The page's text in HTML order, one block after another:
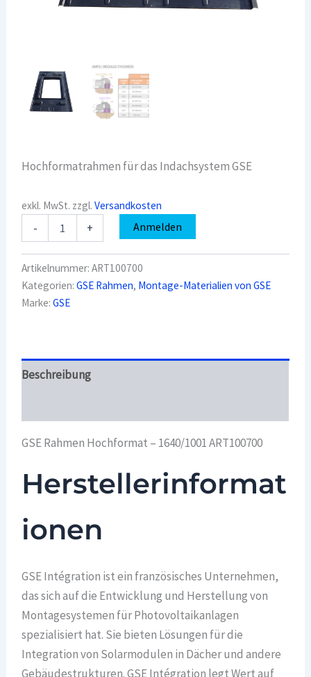
Hochformatrahmen für das Indachsystem GSE
exkl. MwSt. zzgl.Versandkosten
-
Rahmen
-
1640/1001
ART100700
Menge
+ Anmelden
Artikelnummer:ART100700
Kategorien:GSE Rahmen, Montage-Materialien von GSE
Marke:GSE
Beschreibung
GSE Rahmen Hochformat – 1640/1001 ART100700
Herstellerinformat
ionen
GSE Intégration ist ein französisches Unternehmen,
das sich auf die Entwicklung und Herstellung von
Montagesystemen für Photovoltaikanlagen
spezialisiert hat. Sie bieten Lösungen für die
Integration von Solarmodulen in Dächer und andere
Gebäudestrukturen. GSE Intégration legt Wert auf